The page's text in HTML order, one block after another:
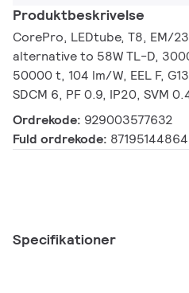
Produktbeskrivelse
CorePro, LEDtube, T8, EM/
alternative to 58W TL-D,
50000 t, 104 lm/W, EEL F,
SDCM 6, PF 0.9, IP20, SVM
Ordrekode: 929003577632
Fuld ordrekode:
Specifikationer